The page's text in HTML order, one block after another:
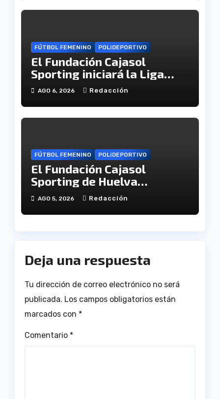
FÚTBOL FEMENINO POLIDEPORTIVO
El Fundación Cajasol
Sporting iniciará la Liga
recibiendo al Cacereño
AGO 6, 2026 Redacción
FÚTBOL FEMENINO POLIDEPORTIVO
El Fundación Cajasol
Sporting de Huelva
disputará la Copa de
Andalucía en el Estadio
Antonio Toledo Sánchez
AGO 5, 2026 Redacción
Deja una respuesta
Tu dirección de correo electrónico no será
publicada. Los campos obligatorios están
marcados con *
Comentario *